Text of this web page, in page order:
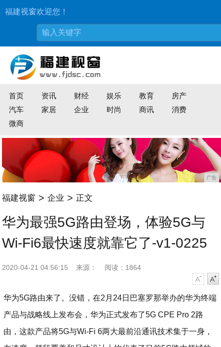
福建视窗欢迎您！
首页 资讯 财经 娱乐 教育
房产
汽车
家居 企业 时尚 商讯
消费
微商
广告
福建视窗 > 企业 > 正文
华为最强5G路由登场，体验5G与
Wi-Fi6最快速度就靠它了-v1-0225
2020-04-21 04:56:15 来源：
阅读：1864
华为5G路由来了。没错，在2月24日巴塞罗那举办的华为终端
产品与战略线上发布会，华为正式发布了5G CPE Pro 2路
由，这款产品将5G与Wi-Fi 6两大最前沿通讯技术集于一身，